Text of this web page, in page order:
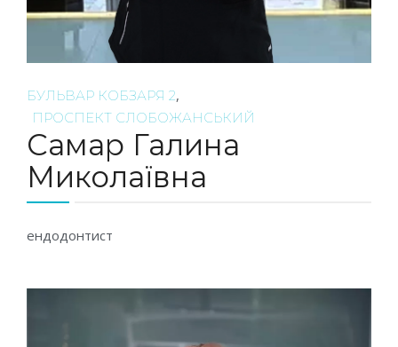
БУЛЬВАР КОБЗАРЯ 2,
ПРОСПЕКТ СЛОБОЖАНСЬКИЙ
Самар Галина
Миколаївна
ендодонтист